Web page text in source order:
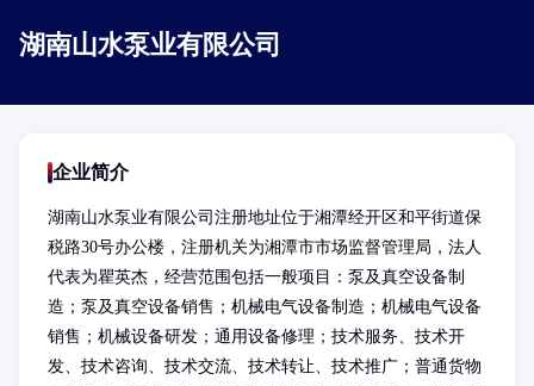
湖南山水泵业有限公司
企业简介
湖南山水泵业有限公司注册地址位于湘潭经开区和平街道保
税路30号办公楼，注册机关为湘潭市市场监督管理局，法人
代表为瞿英杰，经营范围包括一般项目：泵及真空设备制
造；泵及真空设备销售；机械电气设备制造；机械电气设备
销售；机械设备研发；通用设备修理；技术服务、技术开
发、技术咨询、技术交流、技术转让、技术推广；普通货物